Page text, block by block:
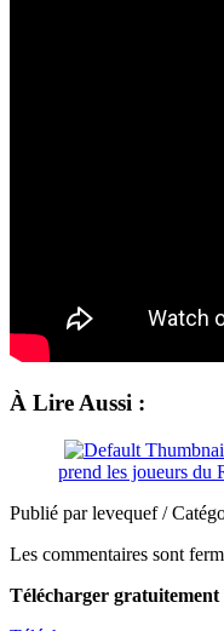
À Lire Aussi :
prend les joueurs du
Publié par levequef /
Les commentaires sont
Télécharger